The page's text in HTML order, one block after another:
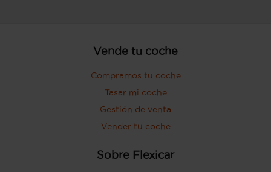
Vende tu coche
Compramos tu coche
Tasar mi coche
Gestión de venta
Vender tu coche
Sobre Flexicar